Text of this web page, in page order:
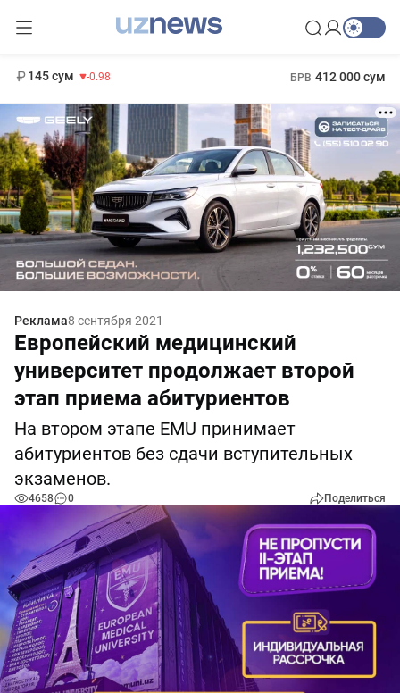
145 сум -0.98 БРВ 412 000 сум
Реклама8 сентября 2021
Европейский медицинский
университет продолжает второй
этап приема абитуриентов
На втором этапе EMU принимает
абитуриентов без сдачи вступительных
экзаменов.
4658 0 Поделиться